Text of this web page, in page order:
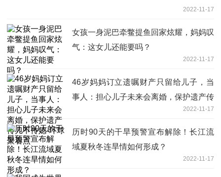
2022-11-17
女孩一身泥巴牵鳖提鱼回家炫耀，妈妈叹
气：这女儿还能要吗？
2022-11-17
46岁妈妈订立遗嘱财产只留给儿子，当
事人：担心儿子未来会离婚，保护遗产传
2022-11-17
历时90天的干旱预警宣布解除！长江流
域夏秋冬连旱情如何形成？
2022-11-17